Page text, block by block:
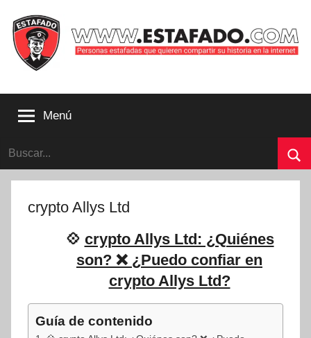
contenido
que
compartir
su
Menú
Buscar:
crypto Allys Ltd
💠 crypto Allys Ltd: ¿Quiénes
son? ❌ ¿Puedo confiar en
crypto Allys Ltd?
Guía de contenido